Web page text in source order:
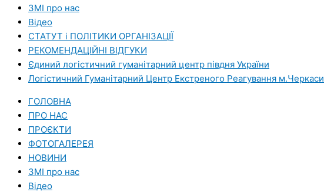
ЗМI про нас
Вiдео
СТАТУТ і ПОЛІТИКИ ОРГАНІЗАЦІЇ
РЕКОМЕНДАЦІЙНІ ВІДГУКИ
Єдиний логістичний гуманітарний центр півдня України
Логістичний Гуманітарний Центр Екстреного Реагування м.Черкаси
ГОЛОВНА
ПРО НАС
ПРОЄКТИ
ФОТОГАЛЕРЕЯ
НОВИНИ
ЗМI про нас
Вiдео